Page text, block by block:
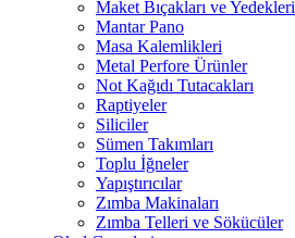
Maket Bıçakları ve Yedekleri
Mantar Pano
Masa Kalemlikleri
Metal Perfore Ürünler
Not Kağıdı Tutacakları
Raptiyeler
Siliciler
Sümen Takımları
Toplu İğneler
Yapıştırıcılar
Zımba Makinaları
Zımba Telleri ve Sökücüler